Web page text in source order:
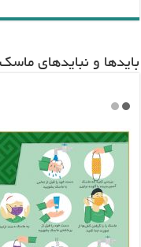
باید‌ها و نبایدهای